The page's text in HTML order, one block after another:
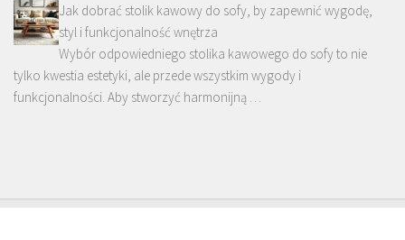
Jak dobrać stolik kawowy do sofy, by zapewnić wygodę,
styl i funkcjonalność wnętrza
Wybór odpowiedniego stolika kawowego do sofy to nie
tylko kwestia estetyki, ale przede wszystkim wygody i
funkcjonalności. Aby stworzyć harmonijną …